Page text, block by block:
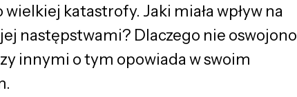
wielkiej katastrofy. Jaki miała wpływ na
następstwami? Dlaczego nie oswojono
innymi o tym opowiada w swoim